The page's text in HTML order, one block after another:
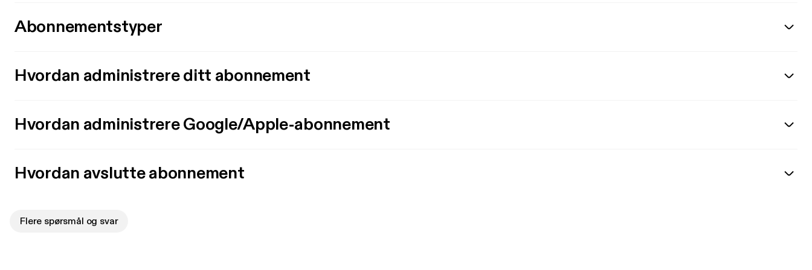
Abonnementstyper
Hvordan administrere ditt abonnement
Hvordan administrere Google/Apple-abonnement
Hvordan avslutte abonnement
Flere spørsmål og svar